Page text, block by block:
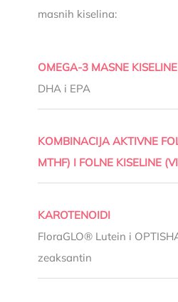
masnih kiselina:
OMEGA-3 MASNE KISELINE
DHA i EPA
KOMBINACIJA AKTIVNE
MTHF) I FOLNE KISELINE
KAROTENOIDI
FloraGLO® Lutein i
zeaksantin